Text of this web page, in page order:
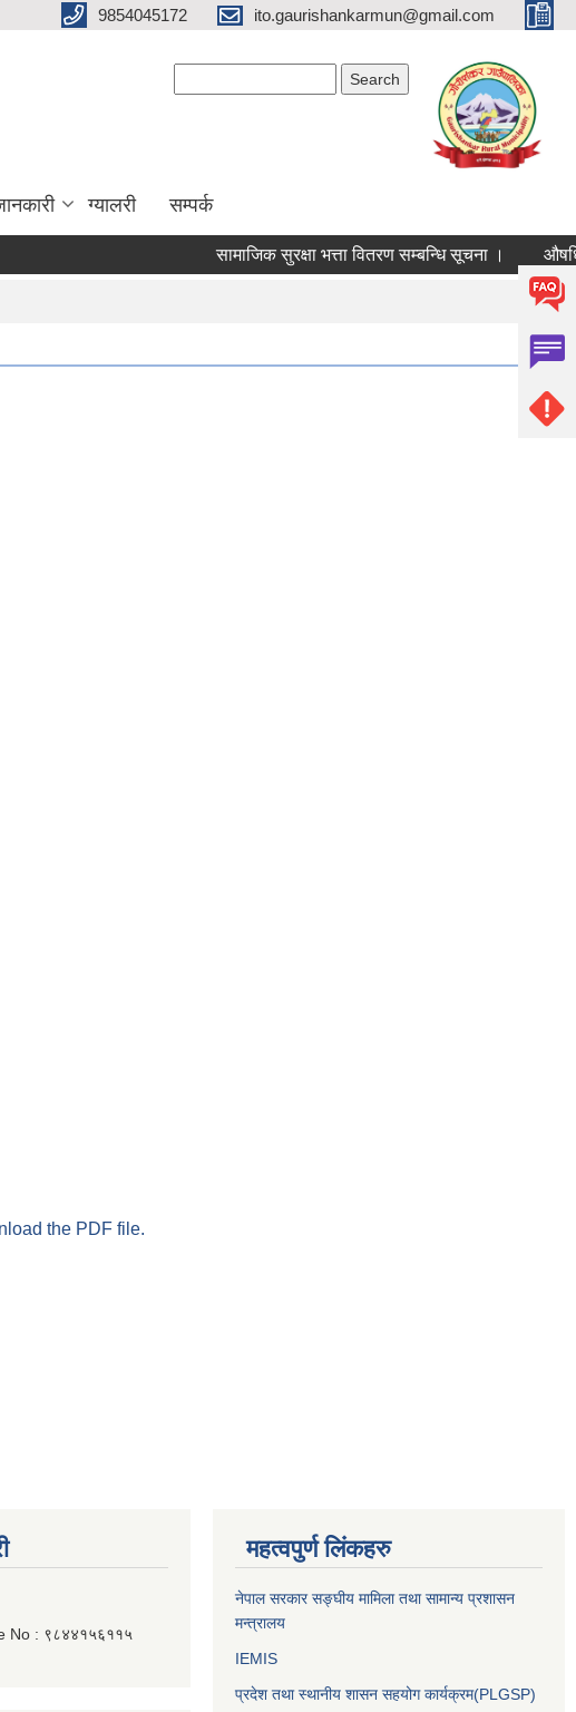
9854045172 ito.gaurishankarmun@gmail.com
ग्यालरी सम्पर्क
सामाजिक सुरक्षा भत्ता वितरण सम्बन्धि सूचना । औषधि
the PDF file.
९८४४१५६११५
महत्वपुर्ण लिंकहरु
नेपाल सरकार सङ्घीय मामिला तथा सामान्य प्रशासन
मन्त्रालय
IEMIS
प्रदेश तथा स्थानीय शासन सहयोग कार्यक्रम(PLGSP)